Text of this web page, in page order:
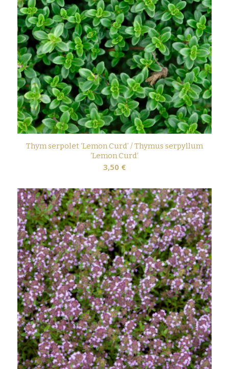
Thym serpolet ‘Lemon Curd’ / Thymus serpyllum
‘Lemon Curd’
3,50 €